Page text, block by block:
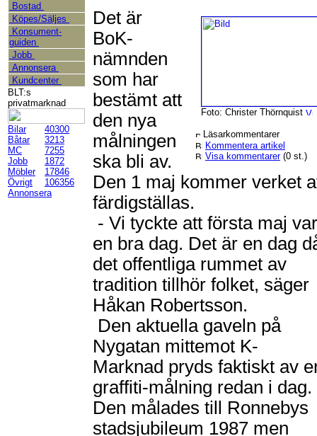
Bostad
Köpes/Säljes
Konsument-
guiden
Jobb
Annonsera
Kundcenter
BLT:s
privatmarknad
Bilar
40300
Båtar
3213
MC
7255
Jobb
1872
Möbler
17846
Övrigt
106356
Annonsera
Foto: Christer Thörnquist
Läsarkommentarer
Kommentera artikel
Visa kommentarer(0 st.)
Det är
BoK-
nämnden
som har
bestämt att
den nya
målningen
ska bli av.
Den 1 maj kommer verket
färdigställas.
- Vi tyckte att första maj var
en bra dag. Det är en dag
det offentliga rummet av
tradition tillhör folket, säger
Håkan Robertsson.
Den aktuella gaveln på
Nygatan mittemot K-
Marknad pryds faktiskt av
graffiti-målning redan i dag.
Den målades till Ronnebys
stadsjubileum 1987 men